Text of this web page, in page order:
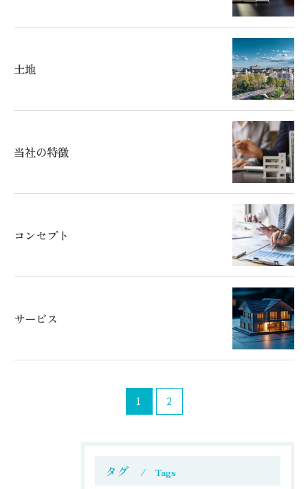
土地
当社の特徴
コンセプト
サービス
1 2
タグ Tags